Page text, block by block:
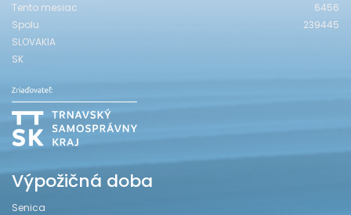
Tento mesiac
6456
Spolu
239445
SLOVAKIA
SK
Výpožičná doba
Senica